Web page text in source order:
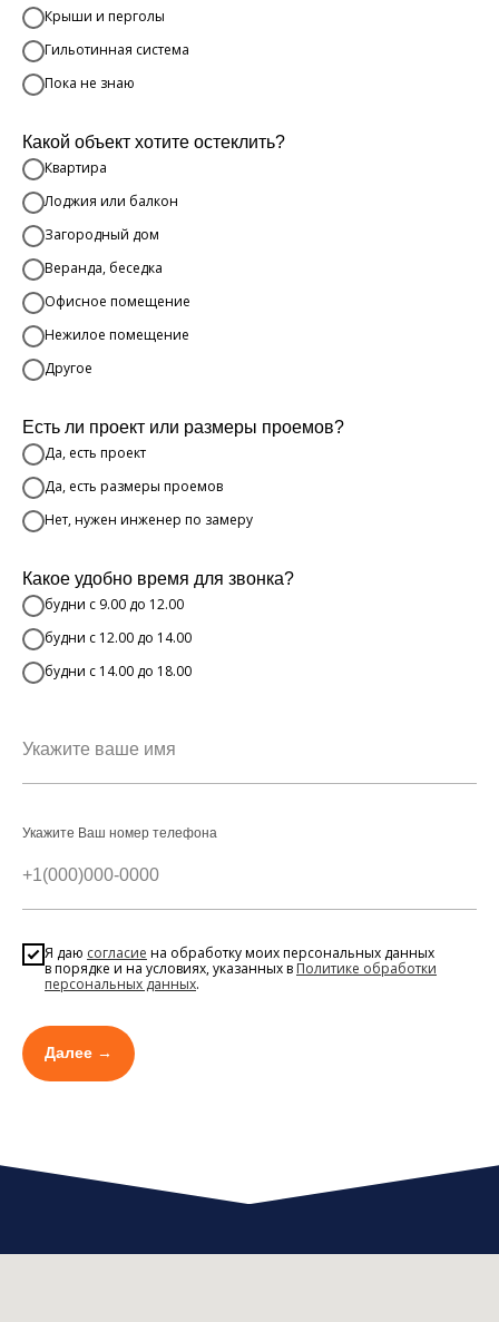
Крыши и перголы
Гильотинная система
Пока не знаю
Какой объект хотите остеклить?
Квартира
Лоджия или балкон
Загородный дом
Веранда, беседка
Офисное помещение
Нежилое помещение
Другое
Есть ли проект или размеры проемов?
Да, есть проект
Да, есть размеры проемов
Нет, нужен инженер по замеру
Какое удобно время для звонка?
будни с 9.00 до 12.00
будни с 12.00 до 14.00
будни с 14.00 до 18.00
Укажите Ваш номер телефона
Я даю согласие на обработку моих персональных данных
в порядке и на условиях, указанных в Политике обработки
персональных данных.
Далее →